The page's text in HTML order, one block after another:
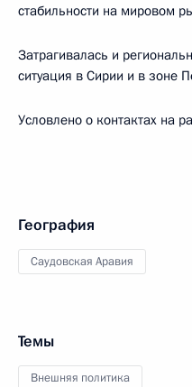
стабильности на мировом
Затрагивалась и
ситуация в Сирии и в зоне
Условлено о контактах на
География
Саудовская Аравия
Темы
Внешняя политика